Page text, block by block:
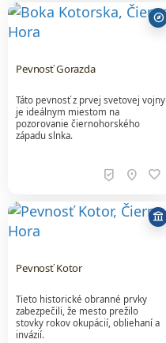
explore
Pevnosť Gorazda
Táto pevnosť z prvej svetovej vojny
je ideálnym miestom na
pozorovanie čiernohorského
západu slnka.
beenhere location_on favorite
account_balance
Pevnosť Kotor
Tieto historické obranné prvky
zabezpečili, že mesto prežilo
stovky rokov okupácií, obliehaní a
invázií.